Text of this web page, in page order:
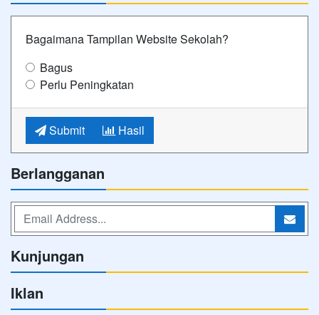
Bagaimana Tampilan Website Sekolah?
Bagus
Perlu Peningkatan
Submit Hasil
Berlangganan
Kunjungan
Iklan